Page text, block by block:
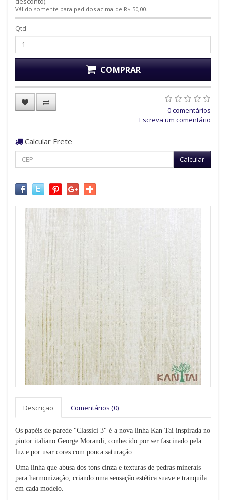
Válido somente para pedidos acima de R$ 50,00.
Qtd
COMPRAR
0 comentários
Escreva um comentário
Calcular Frete
Calcular
Descrição Comentários (0)
Os papéis de parede "Classici 3" é a nova linha Kan Tai inspirada no
pintor italiano George Morandi, conhecido por ser fascinado pela
luz e por usar cores com pouca saturação.
Uma linha que abusa dos tons cinza e texturas de pedras minerais
para harmonização, criando uma sensação estética suave e tranquila
em cada modelo.